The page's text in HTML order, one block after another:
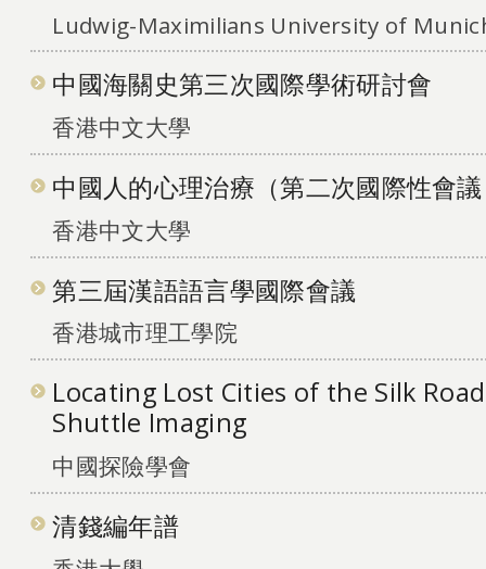
Ludwig-Maximilians University of
中國海關史第三次國際學術研討會
香港中文大學
中國人的心理治療（第二次國際性會
香港中文大學
第三屆漢語語言學國際會議
香港城市理工學院
Locating Lost Cities of the Silk
Shuttle Imaging
中國探險學會
清錢編年譜